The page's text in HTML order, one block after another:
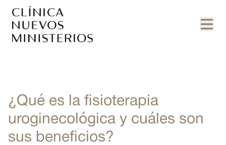
¿Qué es la fisioterapia
uroginecológica y cuáles son
sus beneficios?